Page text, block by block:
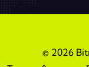
© 2026